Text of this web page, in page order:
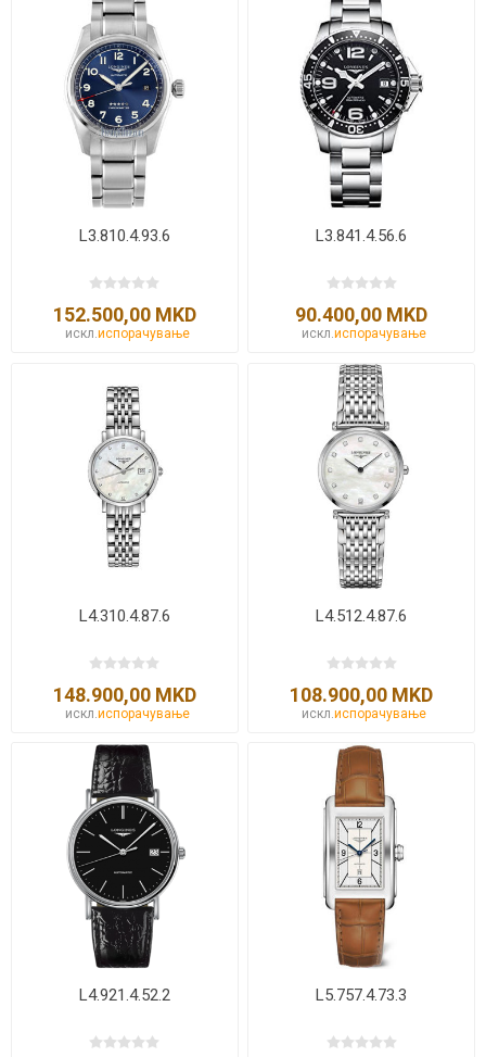
L3.810.4.93.6
152.500,00 MKD
искл.испорачување
L3.841.4.56.6
90.400,00 MKD
искл.испорачување
L4.310.4.87.6
148.900,00 MKD
искл. испорачување
L4.512.4.87.6
108.900,00 MKD
искл.испорачување
L4.921.4.52.2 L5.757.4.73.3